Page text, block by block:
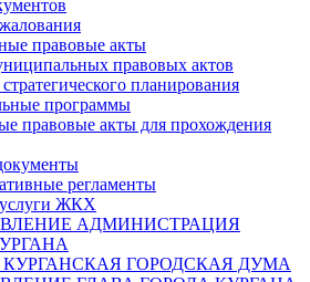
правовые акты
правовых актов
планирования
программы
правовые акты для прохождения
регламенты
ЖКХ
АДМИНИСТРАЦИЯ
ГОРОДСКАЯ ДУМА